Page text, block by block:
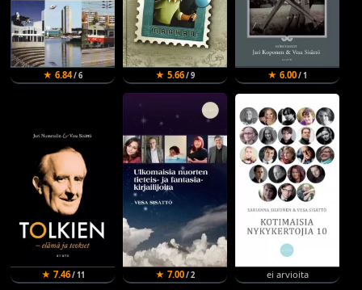
★ 6.84/ 6 ★ 5.66/ 9 ★ 6.00/ 1
★ 7.46/ 11 ★ 7.00/ 2 ei arvioita